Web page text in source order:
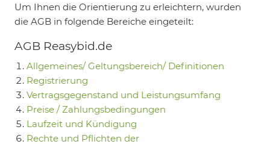
Um Ihnen die Orientierung zu erleichtern, wurden
die AGB in folgende Bereiche eingeteilt:
AGB Reasybid.de
Allgemeines/ Geltungsbereich/ Definitionen
Registrierung
Vertragsgegenstand und Leistungsumfang
Preise / Zahlungsbedingungen
Laufzeit und Kündigung
Rechte und Pflichten der